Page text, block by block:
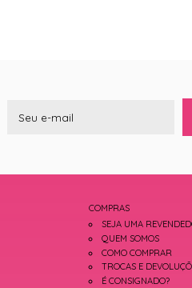
COMPRAS
SEJA UMA
QUEM SOMOS
COMO COMPRAR
TROCAS E
É CONSIGNADO?